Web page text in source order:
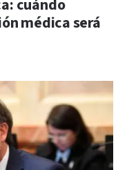
cuándo
médica será